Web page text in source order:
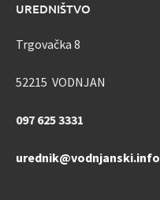
UREDNIŠTVO
Trgovačka 8
52215 VODNJAN
097 625 3331
urednik@vodnjanski.info